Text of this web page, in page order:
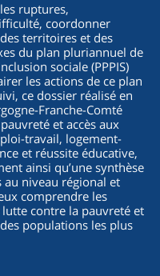
ruptures,
coordonner
territoires et des
du plan pluriannuel de
sociale (PPPIS)
les actions de ce plan
ce dossier réalisé en
Franche-Comté
et accès aux
travail, logement-
et réussite éducative,
ainsi qu’une synthèse
au niveau régional et
comprendre les
contre la pauvreté et
populations les plus